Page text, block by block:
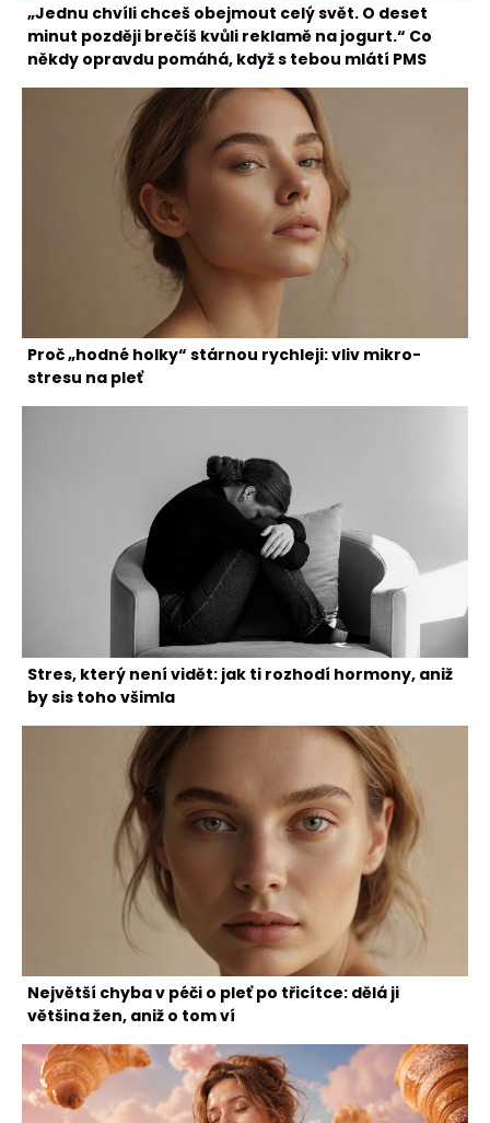
„Jednu chvíli chceš obejmout celý svět. O deset
minut později brečíš kvůli reklamě na jogurt.“ Co
někdy opravdu pomáhá, když s tebou mlátí PMS
Proč „hodné holky“ stárnou rychleji: vliv mikro-
stresu na pleť
Stres, který není vidět: jak ti rozhodí hormony, aniž
by sis toho všimla
Největší chyba v péči o pleť po třicítce: dělá ji
většina žen, aniž o tom ví